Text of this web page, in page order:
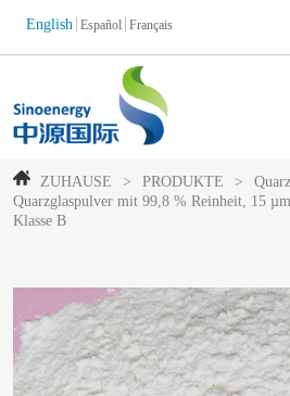
English Español Français
ZUHAUSE > PRODUKTE >
Quarzglaspulver mit 99,8 % Reinheit, 15
Klasse B